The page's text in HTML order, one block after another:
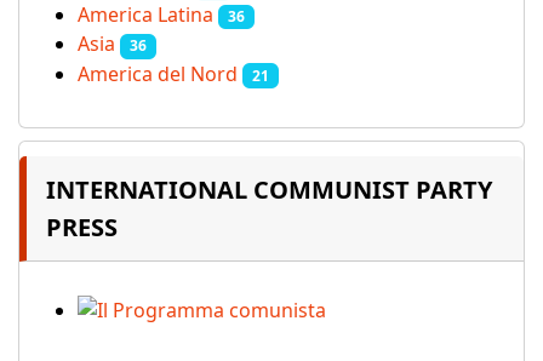
America Latina 36
Asia 36
America del Nord 21
INTERNATIONAL COMMUNIST PARTY
PRESS